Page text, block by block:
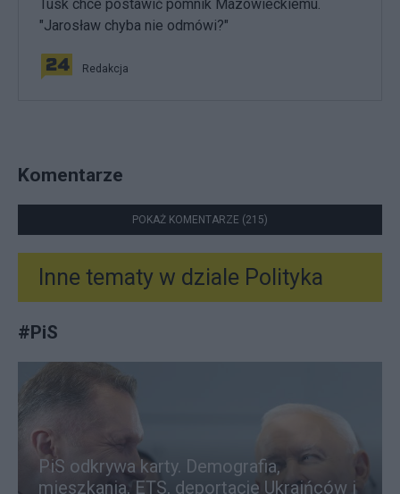
Tusk chce postawić pomnik Mazowieckiemu.
"Jarosław chyba nie odmówi?"
Redakcja
Komentarze
POKAŻ KOMENTARZE (215)
Inne tematy w dziale Polityka
#PiS
PiS odkrywa karty. Demografia,
mieszkania, ETS, deportacje Ukraińców i